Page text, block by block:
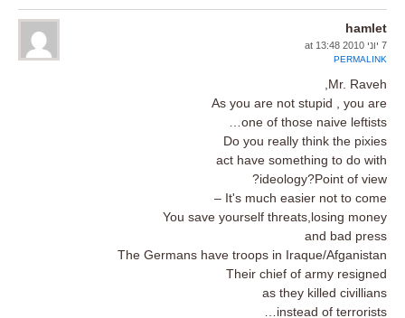
hamlet
7 יוני 2010 at 13:48
PERMALINK
Mr. Raveh,
As you are not stupid , you are
one of those naive leftists…
Do you really think the pixies
act have something to do with
ideology?Point of view?
It's much easier not to come –
You save yourself threats,losing money
and bad press
The Germans have troops in Iraque/Afganistan
Their chief of army resigned
as they killed civillians
instead of terrorists…